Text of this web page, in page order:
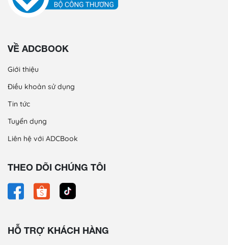
VỀ ADCBOOK
Giới thiệu
Điều khoản sử dụng
Tin tức
Tuyển dụng
Liên hệ với ADCBook
THEO DÕI CHÚNG TÔI
HỖ TRỢ KHÁCH HÀNG